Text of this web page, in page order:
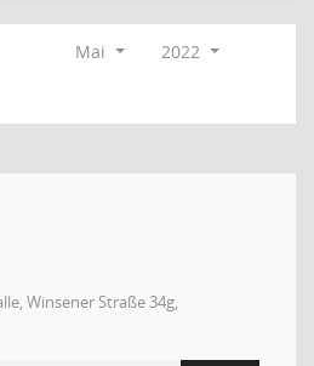
Mai
2022
Winsener Straße 34g,